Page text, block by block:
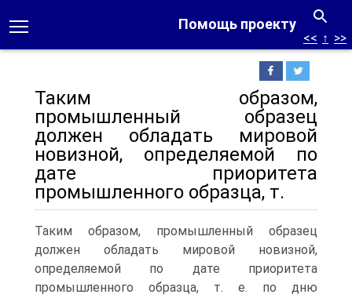
Помощь проекту
<< ↑ >>
Таким образом,
промышленный образец
должен обладать мировой
новизной, определяемой по
дате приоритета
промышленного образца, т.
Таким образом, промышленный образец
должен обладать мировой новизной,
определяемой по дате приоритета
промышленного образца, т. е. по дню